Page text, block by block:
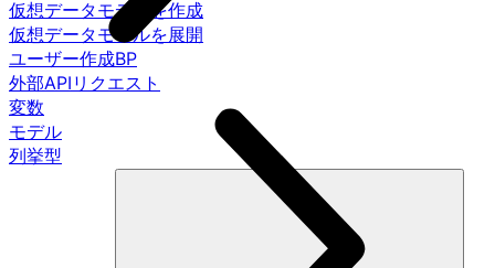
仮想データモデルを作成
仮想データモデルを展開
ユーザー作成BP
外部APIリクエスト
変数
モデル
列挙型